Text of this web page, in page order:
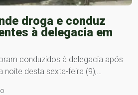
droga e conduz
à delegacia em
conduzidos à delegacia após
noite desta sexta-feira (9),…